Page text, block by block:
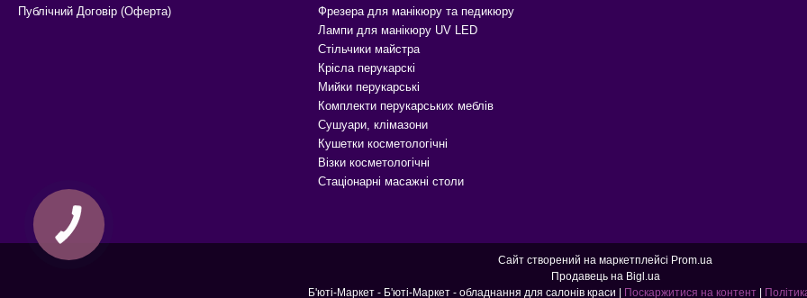
Публічний Договір (Оферта)
Фрезера для манікюру та педикюру
Лампи для манікюру UV LED
Стільчики майстра
Крісла перукарскі
Мийки перукарські
Комплекти перукарських меблів
Сушуари, клімазони
Кушетки косметологічні
Візки косметологічні
Стаціонарні масажні столи
Сайт створений на маркетплейсі Prom.ua
Продавець на Bigl.ua
Б'юті-Маркет - Б'юті-Маркет - обладнання для салонів краси | Поскаржитися на контент |